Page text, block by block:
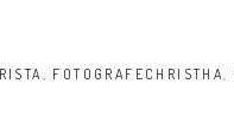
, FOTOGRAFECHRISTHA,